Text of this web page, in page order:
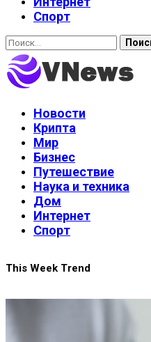
Спорт
Найти:
Новости
Крипта
Мир
Бизнес
Путешествие
Наука и техника
Дом
Интернет
Спорт
This Week Trend